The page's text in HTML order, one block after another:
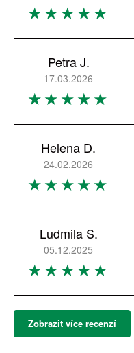
Petra J.
17.03.2026
Helena D.
24.02.2026
Ludmila S.
05.12.2025
Zobrazit více recenzí